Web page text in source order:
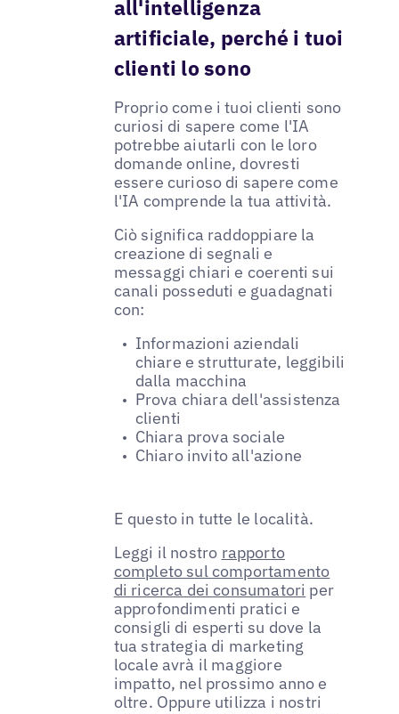
all'intelligenza
artificiale, perché i tuoi
clienti lo sono
Proprio come i tuoi clienti sono
curiosi di sapere come l'IA
potrebbe aiutarli con le loro
domande online, dovresti
essere curioso di sapere come
l'IA comprende la tua attività.
Ciò significa raddoppiare la
creazione di segnali e
messaggi chiari e coerenti sui
canali posseduti e guadagnati
con:
Informazioni aziendali
chiare e strutturate, leggibili
dalla macchina
Prova chiara dell'assistenza
clienti
Chiara prova sociale
Chiaro invito all'azione
E questo in tutte le località.
Leggi il nostro rapporto
completo sul comportamento
di ricerca dei consumatori per
approfondimenti pratici e
consigli di esperti su dove la
tua strategia di marketing
locale avrà il maggiore
impatto, nel prossimo anno e
oltre. Oppure utilizza i nostri